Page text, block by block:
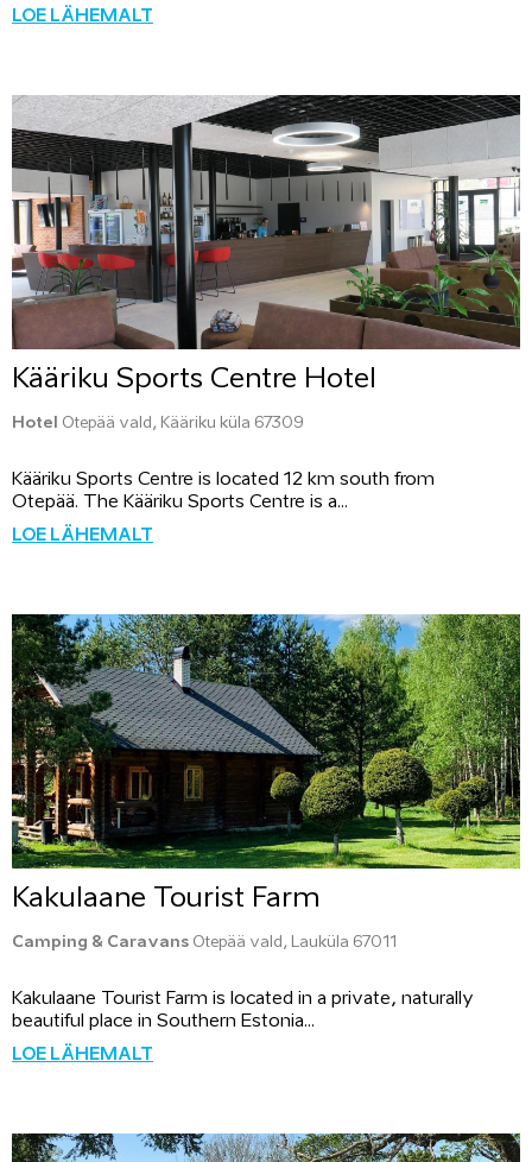
LOE LÄHEMALT
Kääriku Sports Centre Hotel
Hotel Otepää vald, Kääriku küla 67309
Kääriku Sports Centre is located 12 km south from
Otepää. The Kääriku Sports Centre is a...
LOE LÄHEMALT
Kakulaane Tourist Farm
Camping & Caravans Otepää vald, Lauküla 67011
Kakulaane Tourist Farm is located in a private, naturally
beautiful place in Southern Estonia...
LOE LÄHEMALT